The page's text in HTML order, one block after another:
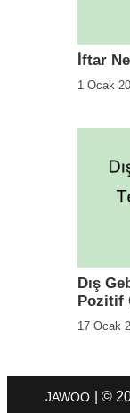
İftar
1 Ocak
Dış
Pozitif
17 Ocak
JAWOO | ©